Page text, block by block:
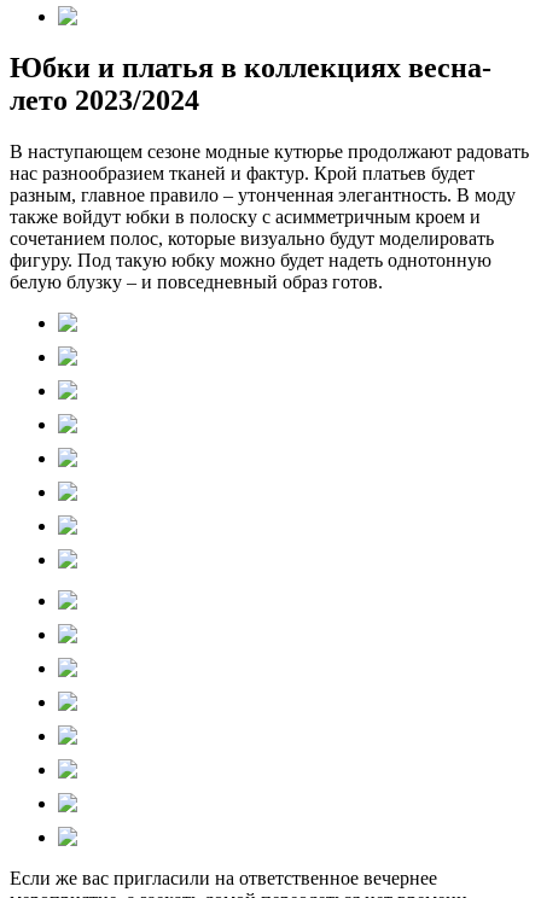
Юбки и платья в коллекциях весна-
лето 2023/2024
В наступающем сезоне модные кутюрье продолжают радовать
нас разнообразием тканей и фактур. Крой платьев будет
разным, главное правило – утонченная элегантность. В моду
также войдут юбки в полоску с асимметричным кроем и
сочетанием полос, которые визуально будут моделировать
фигуру. Под такую юбку можно будет надеть однотонную
белую блузку – и повседневный образ готов.
Если же вас пригласили на ответственное вечернее